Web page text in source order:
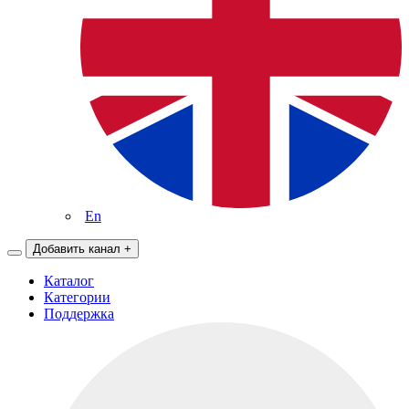
En
Добавить канал +
Каталог
Категории
Поддержка